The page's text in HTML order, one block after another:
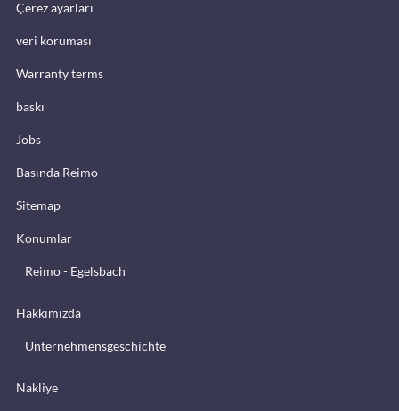
Çerez ayarları
veri koruması
Warranty terms
baskı
Jobs
Basında Reimo
Sitemap
Konumlar
Reimo - Egelsbach
Hakkımızda
Unternehmensgeschichte
Nakliye